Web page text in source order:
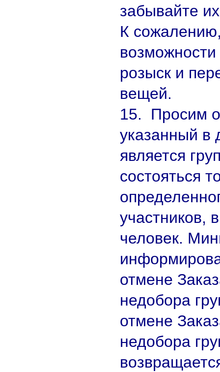
забывайте
К
розыск и
вещей.
15. Просим
указанный в
является
состояться
участников,
человек.
отмене
недобора
отмене
недобора